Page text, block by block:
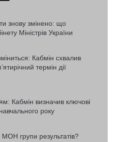
знову змінено: що
Міністрів України
Кабмін схвалив
термін дії
Кабмін визначив ключові
року
групи результатів?